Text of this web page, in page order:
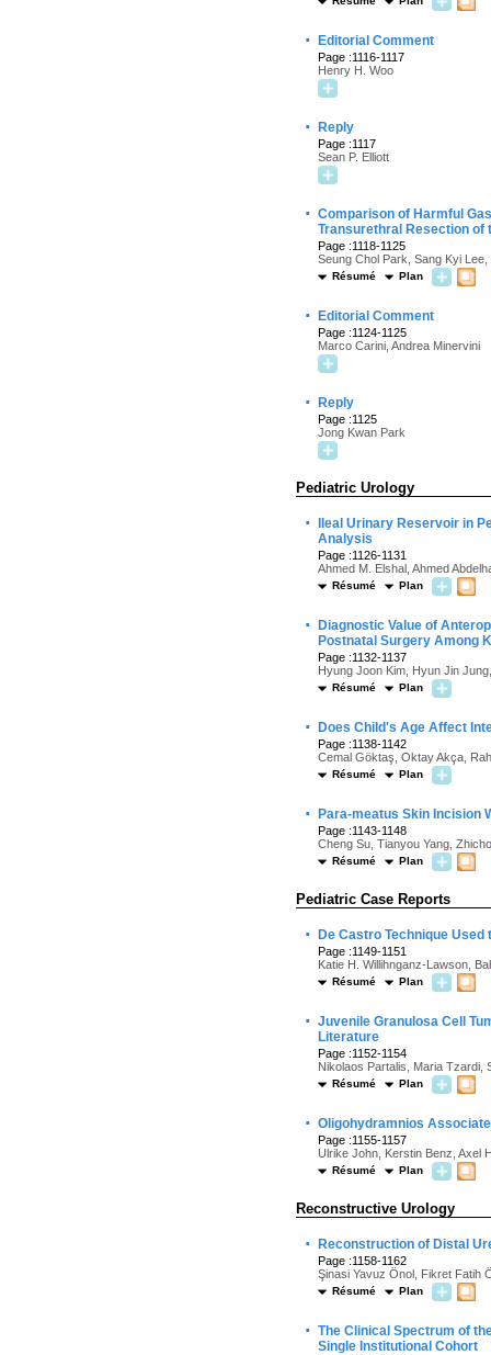
· Editorial Comment
Page :1116-1117
Henry H. Woo
· Reply
Page :1117
Sean P. Elliott
· Comparison of Harmful
Transurethral Resection of
Page :1118-1125
Seung Chol Park, Sang Kyi
Résumé Plan
· Editorial Comment
Page :1124-1125
Marco Carini, Andrea Minervini
· Reply
Page :1125
Jong Kwan Park
Pediatric Urology
·
Ileal Urinary Reservoir in
Analysis
Page :1126-1131
Ahmed M. Elshal, Ahmed
Résumé Plan
·
Diagnostic Value of
Postnatal Surgery Among
Page :1132-1137
Hyung Joon Kim, Hyun Jin
Résumé Plan
· Does Child's Age Affect
Page :1138-1142
Cemal Göktaş, Oktay Akça,
Résumé Plan
· Para-meatus Skin Incision
Page :1143-1148
Cheng Su, Tianyou Yang,
Résumé Plan
Pediatric Case Reports
· De Castro Technique
Page :1149-1151
Katie H. Willihnganz-Lawson,
Résumé Plan
· Juvenile Granulosa Cell
Literature
Page :1152-1154
Nikolaos Partalis, Maria Tzardi,
Résumé Plan
· Oligohydramnios
Page :1155-1157
Ulrike John, Kerstin Benz, Axel
Résumé Plan
Reconstructive Urology
· Reconstruction of Distal
Page :1158-1162
Şinasi Yavuz Önol, Fikret Fatih
Résumé Plan
· The Clinical Spectrum of
Single Institutional Cohort